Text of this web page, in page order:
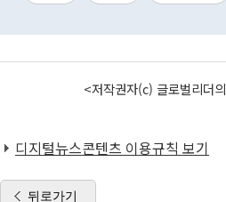
<저작권자(c) 글로벌리더
디지털뉴스콘텐츠 이용규칙 보기
뒤로가기